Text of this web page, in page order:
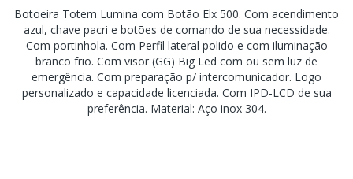
Botoeira Totem Lumina com Botão Elx 500. Com acendimento
azul, chave pacri e botões de comando de sua necessidade.
Com portinhola. Com Perfil lateral polido e com iluminação
branco frio. Com visor (GG) Big Led com ou sem luz de
emergência. Com preparação p/ intercomunicador. Logo
personalizado e capacidade licenciada. Com IPD-LCD de sua
preferência. Material: Aço inox 304.